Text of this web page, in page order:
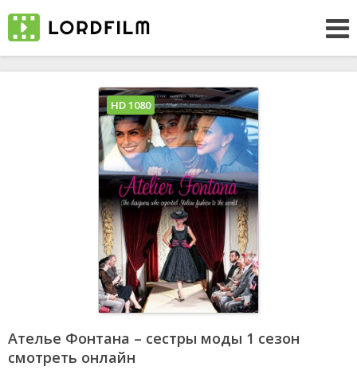
Ателье Фонтана – сестры моды 1 сезон
смотреть онлайн
HD 1080